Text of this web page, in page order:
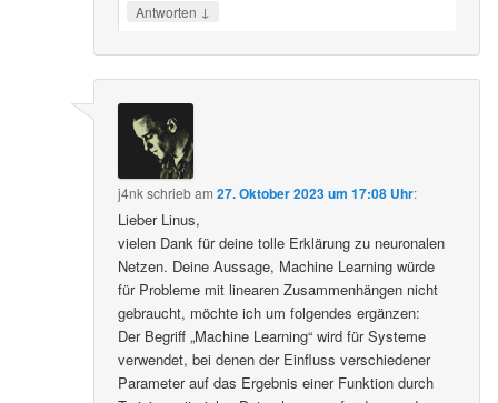
Antworten ↓
j4nkschriebam27. Oktober 2023 um 17:08 Uhr:
Lieber Linus,
vielen Dank für deine tolle Erklärung zu neuronalen
Netzen. Deine Aussage, Machine Learning würde
für Probleme mit linearen Zusammenhängen nicht
gebraucht, möchte ich um folgendes ergänzen:
Der Begriff „Machine Learning“ wird für Systeme
verwendet, bei denen der Einfluss verschiedener
Parameter auf das Ergebnis einer Funktion durch